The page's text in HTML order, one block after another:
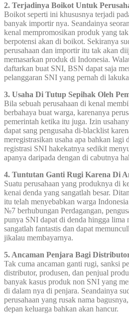
2. Terjadinya Boikot Untuk
Boikot seperti ini khususnya terjadi
banyak importir nya. Seandainya
kenal mempromosikan produk yang
berpotensi akan di boikot. Sekiranya
perusahaan dan importir itu tak akan
memasarkan produk di Indonesia.
daftarkan buat SNI, BSN dapat saja
pelanggaran SNI yang pernah di
3. Usaha Di Tutup Sepihak Oleh
Bila sebuah perusahaan di kenal
berbahaya buat warga, karenanya
pemerintah ketika itu juga. Izin
dapat sang pengusaha di-blacklist
meregistrasikan usaha apa bahkan lagi
registrasi SNI hakekatnya sedikit
apanya daripada dengan di cabutnya
4. Tuntutan Ganti Rugi Karena Di
Suatu perusahaan yang produknya di
kenai denda yang sangatlah besar.
itu telah menyebabkan warga
№7 berhubungan Perdagangan,
punya SNI dapat di denda hingga
sangatlah fantastis dan dapat
jikalau membayarnya.
5. Ancaman Penjara Bagi
Tak cuma ancaman ganti rugi, sanksi
distributor, produsen, dan penjual
banyak kasus produk non SNI yang
di dalam nya di penjara. Seandainya
perusahaan yang rusak nama
depan keluarga bahkan akan hancur.